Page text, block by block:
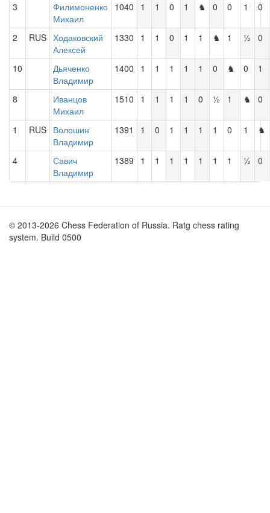
3
Филимоненко
Михаил
1040 1 1 0 1 ♞ 0 0 1 0
2 RUS Ходаковский
Алексей
1330 1 1 0 1 1 ♞ 1 ½ 0
10
Дьяченко
Владимир
1400 1 1 1 1 1 0 ♞ 0 1
8
Иванцов
Михаил
1510 1 1 1 1 0 ½ 1 ♞ 0
1 RUS Волошин
Владимир
1391 1 0 1 1 1 1 0 1 ♞
4
Савич
Владимир
1389 1 1 1 1 1 1 1 ½ 0
© 2013-2026 Chess Federation of Russia. Ratg chess rating
system. Build 0500